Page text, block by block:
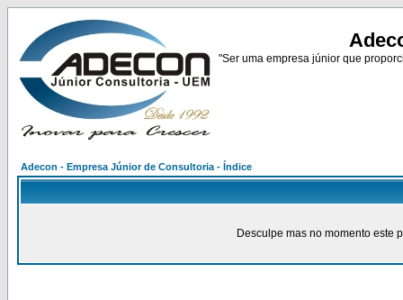
"Ser uma empresa júnior que
Adecon - Empresa Júnior de Consultoria - Índice
Desculpe mas no momento este